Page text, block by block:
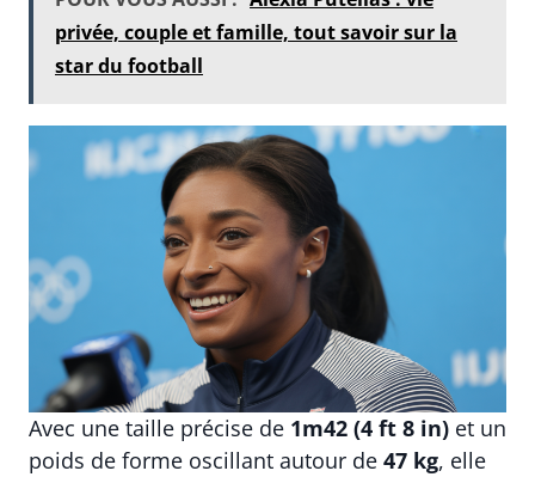
privée, couple et famille, tout savoir sur la
star du football
Avec une taille précise de 1m42 (4 ft 8 in) et un
poids de forme oscillant autour de 47 kg, elle